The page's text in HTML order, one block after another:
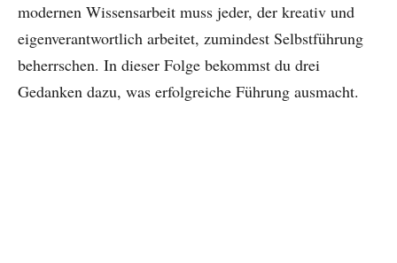
modernen Wissensarbeit muss jeder, der kreativ und
eigenverantwortlich arbeitet, zumindest Selbstführung
beherrschen. In dieser Folge bekommst du drei
Gedanken dazu, was erfolgreiche Führung ausmacht.